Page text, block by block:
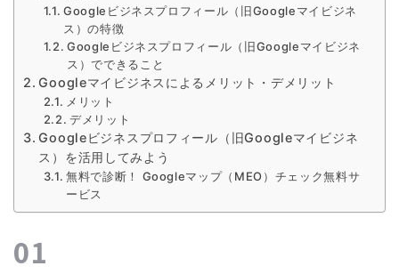
Googleビジネスプロフィール（旧Googleマイビジネ
ス）の特徴
Googleビジネスプロフィール（旧Googleマイビジネ
ス）でできること
Googleマイビジネスによるメリット・デメリット
メリット
デメリット
Googleビジネスプロフィール（旧Googleマイビジネ
ス）を活用してみよう
無料で診断！ Googleマップ（MEO）チェック無料サ
ービス